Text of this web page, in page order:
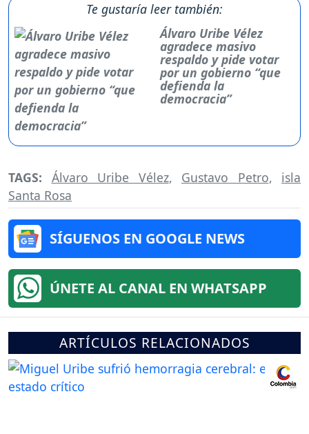
Te gustaría leer también:
Álvaro Uribe Vélez
agradece masivo
respaldo y pide votar
por un gobierno “que
defienda la
democracia”
TAGS: Álvaro Uribe Vélez, Gustavo Petro, isla
Santa Rosa
SÍGUENOS EN GOOGLE NEWS
ÚNETE AL CANAL EN WHATSAPP
ARTÍCULOS RELACIONADOS